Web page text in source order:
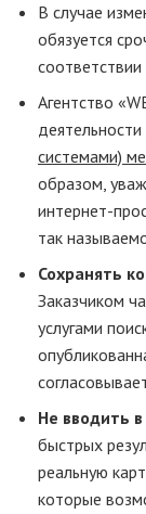
В случае
обязуется
Агентство
деятельности
системами)
образом,
интернет-
так
Сохранять
Заказчиком
услугами
Не вводить
быстрых
реальную
которые